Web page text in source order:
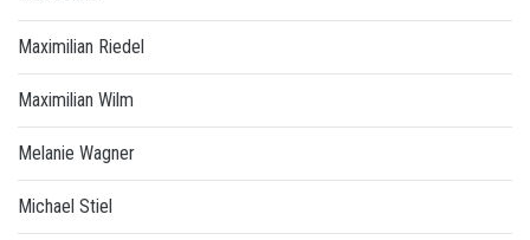
Maximilian Riedel
Maximilian Wilm
Melanie Wagner
Michael Stiel